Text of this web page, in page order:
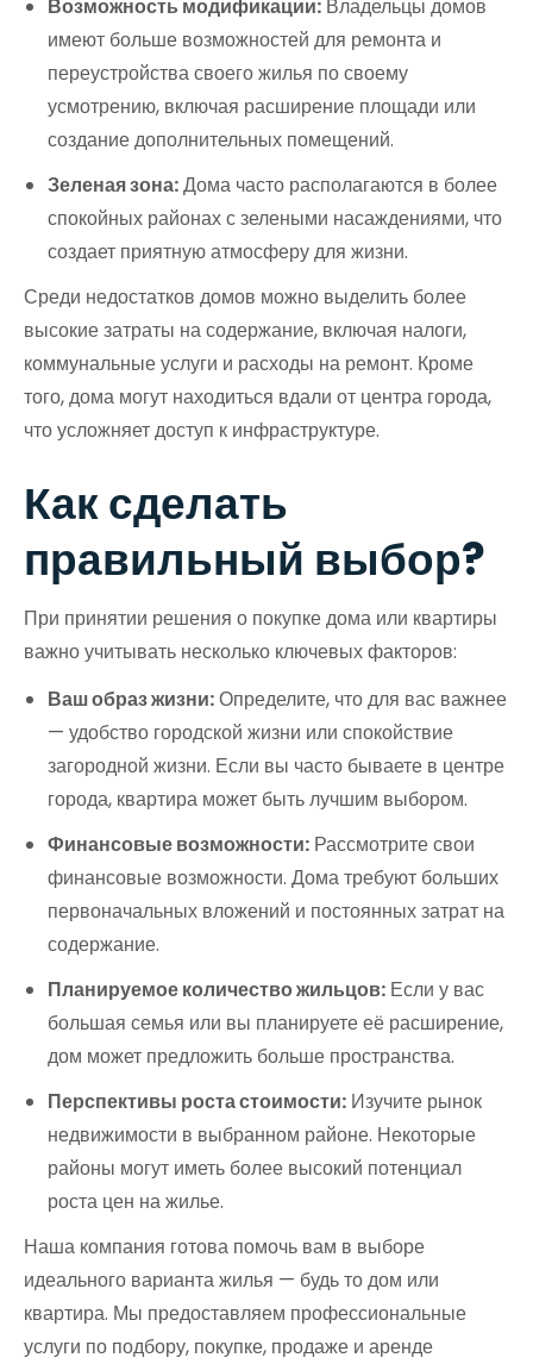
Возможность модификации: Владельцы домов
имеют больше возможностей для ремонта и
переустройства своего жилья по своему
усмотрению, включая расширение площади или
создание дополнительных помещений.
Зеленая зона:Дома часто располагаются в более
спокойных районах с зелеными насаждениями, что
создает приятную атмосферу для жизни.
Среди недостатков домов можно выделить более
высокие затраты на содержание, включая налоги,
коммунальные услуги и расходы на ремонт. Кроме
того, дома могут находиться вдали от центра города,
что усложняет доступ к инфраструктуре.
Как сделать
правильный выбор?
При принятии решения о покупке дома или квартиры
важно учитывать несколько ключевых факторов:
Ваш образ жизни:Определите, что для вас важнее
— удобство городской жизни или спокойствие
загородной жизни. Если вы часто бываете в центре
города, квартира может быть лучшим выбором.
Финансовые возможности: Рассмотрите свои
финансовые возможности. Дома требуют больших
первоначальных вложений и постоянных затрат на
содержание.
Планируемое количество жильцов: Если у вас
большая семья или вы планируете её расширение,
дом может предложить больше пространства.
Перспективы роста стоимости: Изучите рынок
недвижимости в выбранном районе. Некоторые
районы могут иметь более высокий потенциал
роста цен на жилье.
Наша компания готова помочь вам в выборе
идеального варианта жилья — будь то дом или
квартира. Мы предоставляем профессиональные
услуги по подбору, покупке, продаже и аренде